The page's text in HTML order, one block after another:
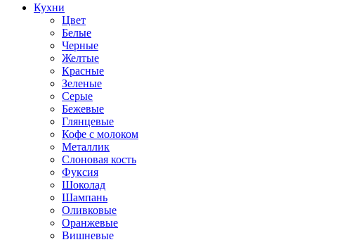
Кухни
Цвет
Белые
Черные
Желтые
Красные
Зеленые
Серые
Бежевые
Глянцевые
Кофе с молоком
Металлик
Слоновая кость
Фуксия
Шоколад
Шампань
Оливковые
Оранжевые
Вишневые